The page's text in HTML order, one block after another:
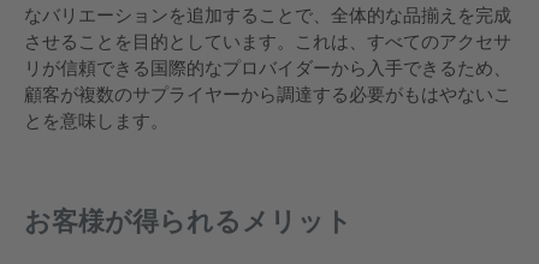
なバリエーションを追加することで、全体的な品揃えを完成
させることを目的としています。これは、すべてのアクセサ
リが信頼できる国際的なプロバイダーから入手できるため、
顧客が複数のサプライヤーから調達する必要がもはやないこ
とを意味します。
お客様が得られるメリット